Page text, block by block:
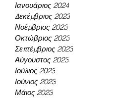
Ιανουάριος 2024
Δεκέμβριος 2023
Νοέμβριος 2023
Οκτώβριος 2023
Σεπτέμβριος 2023
Αύγουστος 2023
Ιούλιος 2023
Ιούνιος 2023
Μάιος 2023